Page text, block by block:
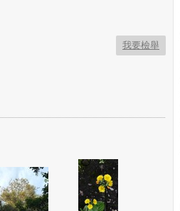
我要檢舉